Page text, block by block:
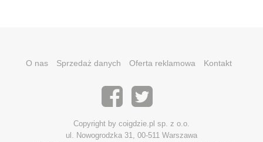
O nas Sprzedaż danych Oferta reklamowa Kontakt
Copyright by coigdzie.pl sp. z o.o.
ul. Nowogrodzka 31, 00-511 Warszawa